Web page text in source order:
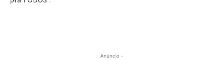
- Anúncio -